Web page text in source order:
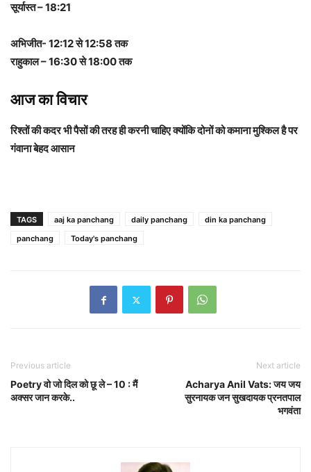
सूर्यास्त – 18:21
अभिजीत- 12:12 से 12:58 तक
राहुकाल – 16:30 से 18:00 तक
आज का विचार
रिश्तों की कदर भी पैसों की तरह ही करनी चाहिए क्योंकि दोनों को कमाना मुश्किल है पर
गंवाना बेहद आसान
TAGS aaj ka panchang daily panchang
din ka panchang
panchang
Today's panchang
Previous article
Poetry वो जो दिल को छू ले – 10 : मैं
अक्सर जान करके..
Next article
Acharya Anil Vats: जय जय
सुरनायक जन सुखदायक प्रनतपाल
भगवंता